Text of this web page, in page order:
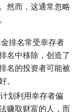
然而，这通常忽略
排名常受幸存者
名中移除，创造了
名的投资者可能被
划利用幸存者偏
赚取财富的人，而